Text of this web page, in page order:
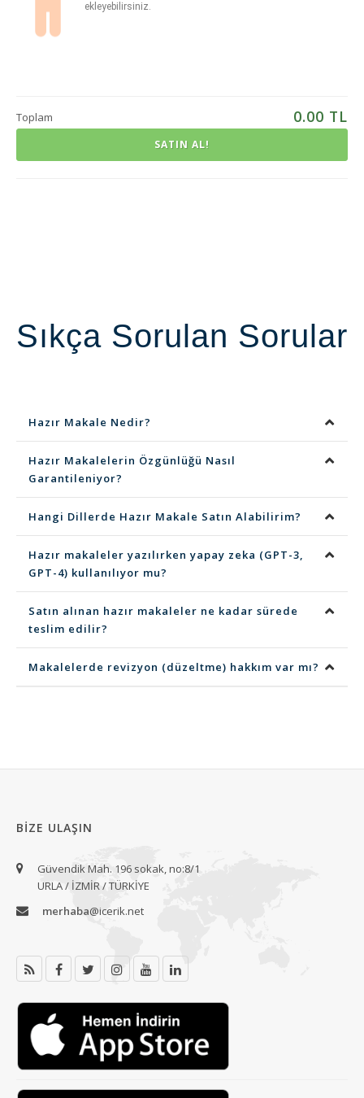
ekleyebilirsiniz.
Toplam 0.00 TL
SATIN AL!
Sıkça Sorulan Sorular
Hazır Makale Nedir?
Hazır Makalelerin Özgünlüğü Nasıl
Garantileniyor?
Hangi Dillerde Hazır Makale Satın Alabilirim?
Hazır makaleler yazılırken yapay zeka (GPT-3,
GPT-4) kullanılıyor mu?
Satın alınan hazır makaleler ne kadar sürede
teslim edilir?
Makalelerde revizyon (düzeltme) hakkım var mı?
BIZE ULAŞIN
Güvendik Mah. 196 sokak, no:8/1
URLA / İZMİR / TÜRKİYE
merhaba@icerik.net